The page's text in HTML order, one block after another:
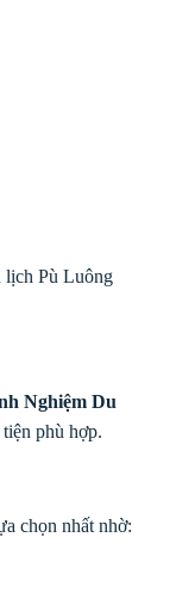
lịch Pù Luông
Nghiệm Du
phù hợp.
chọn nhất nhờ: